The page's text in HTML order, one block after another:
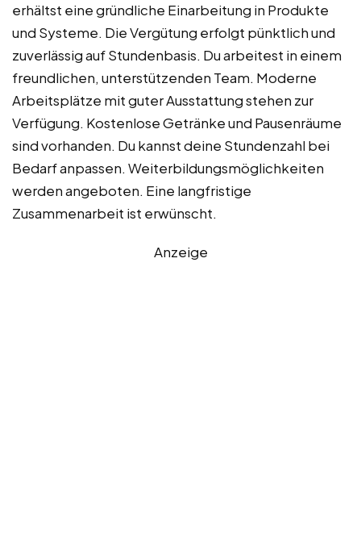
erhältst eine gründliche Einarbeitung in Produkte
und Systeme. Die Vergütung erfolgt pünktlich und
zuverlässig auf Stundenbasis. Du arbeitest in einem
freundlichen, unterstützenden Team. Moderne
Arbeitsplätze mit guter Ausstattung stehen zur
Verfügung. Kostenlose Getränke und Pausenräume
sind vorhanden. Du kannst deine Stundenzahl bei
Bedarf anpassen. Weiterbildungsmöglichkeiten
werden angeboten. Eine langfristige
Zusammenarbeit ist erwünscht.
Anzeige